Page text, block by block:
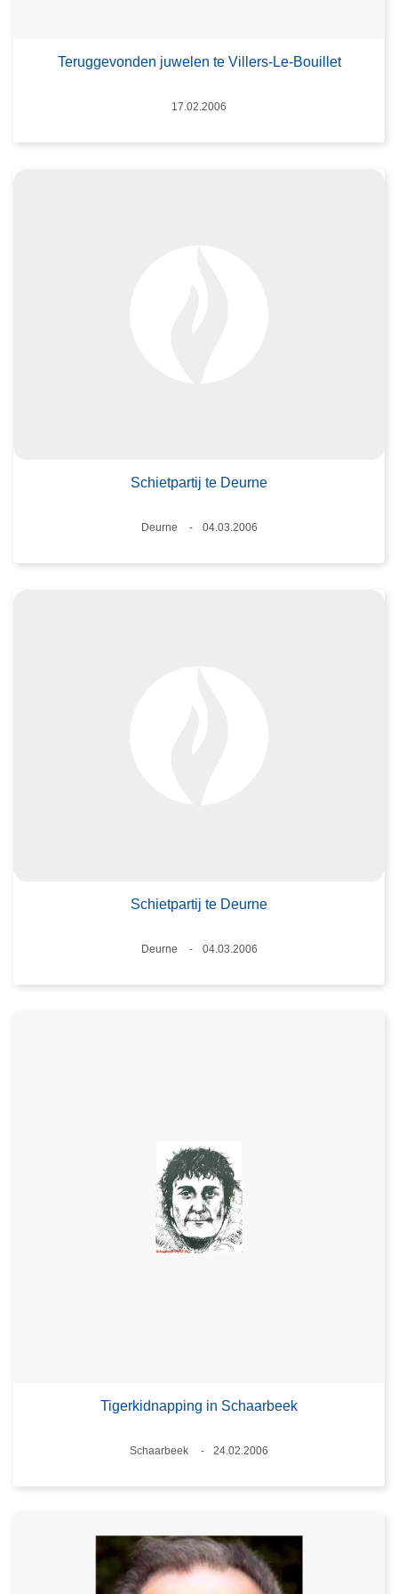
Teruggevonden juwelen te Villers-Le-Bouillet
Datum
17.02.2006
Schietpartij te Deurne
Plaats
Deurne
04.03.2006
Schietpartij te Deurne
Plaats
Deurne
04.03.2006
Tigerkidnapping in Schaarbeek
Plaats
Schaarbeek
24.02.2006